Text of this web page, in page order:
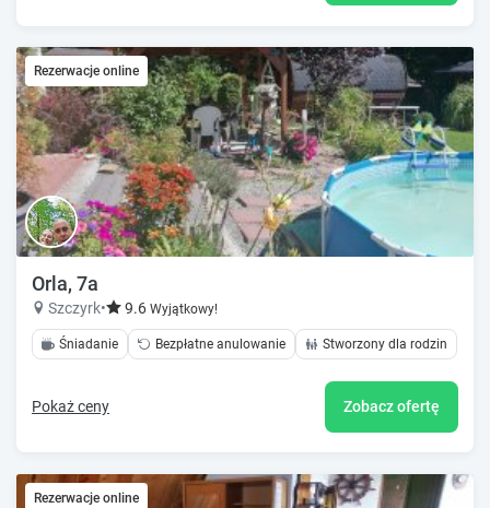
Rezerwacje online
Orla, 7a
Szczyrk• 9.6 Wyjątkowy!
Śniadanie Bezpłatne anulowanie Stworzony dla rodzin
Pokaż ceny Zobacz ofertę
Rezerwacje online